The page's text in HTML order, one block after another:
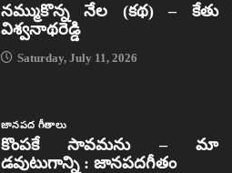
నమ్ముకొన్న నేల (కథ) – కేతు
విశ్వనాథరెడ్డి
Saturday, July 11, 2026
జానపద గీతాలు
కొంపకే సావమను – మా
డవుటుగాన్ని : జానపదగీతం